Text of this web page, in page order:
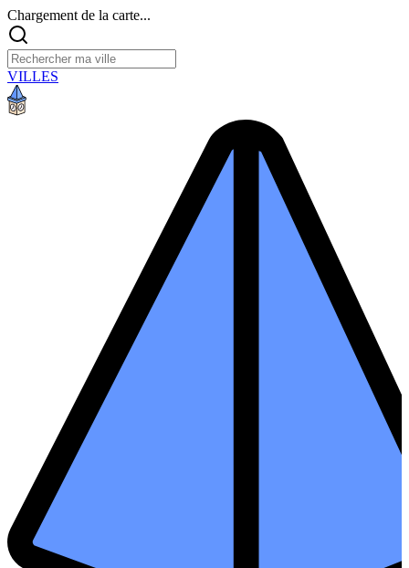
Chargement de la carte...
VILLES